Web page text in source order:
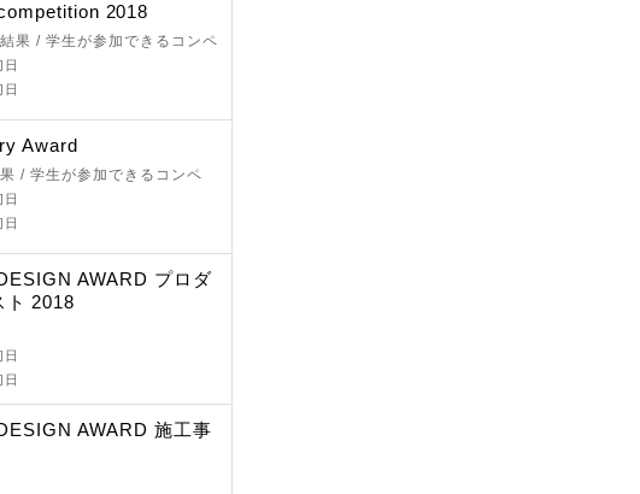
2018
果 / 学生が参加できるコンペ
Award
/ 学生が参加できるコンペ
AWARD プロダ
ト 2018
AWARD 施工事